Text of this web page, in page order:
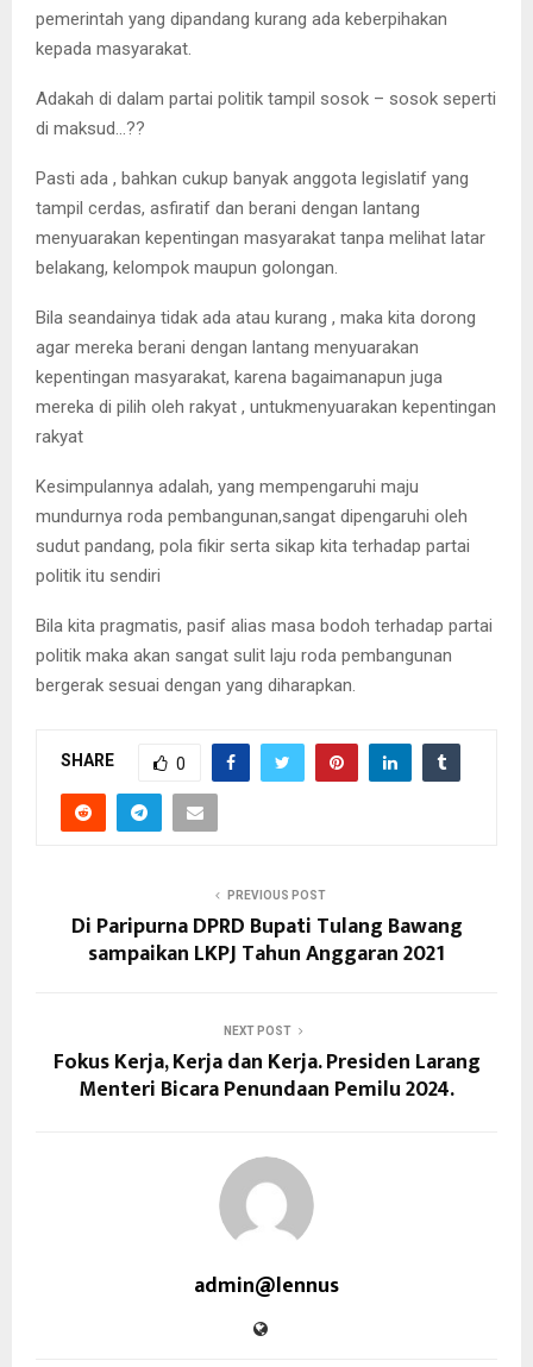
pemerintah yang dipandang kurang ada keberpihakan
kepada masyarakat.
Adakah di dalam partai politik tampil sosok – sosok seperti
di maksud…??
Pasti ada , bahkan cukup banyak anggota legislatif yang
tampil cerdas, asfiratif dan berani dengan lantang
menyuarakan kepentingan masyarakat tanpa melihat latar
belakang, kelompok maupun golongan.
Bila seandainya tidak ada atau kurang , maka kita dorong
agar mereka berani dengan lantang menyuarakan
kepentingan masyarakat, karena bagaimanapun juga
mereka di pilih oleh rakyat , untukmenyuarakan kepentingan
rakyat
Kesimpulannya adalah, yang mempengaruhi maju
mundurnya roda pembangunan,sangat dipengaruhi oleh
sudut pandang, pola fikir serta sikap kita terhadap partai
politik itu sendiri
Bila kita pragmatis, pasif alias masa bodoh terhadap partai
politik maka akan sangat sulit laju roda pembangunan
bergerak sesuai dengan yang diharapkan.
SHARE 0
PREVIOUS POST
Di Paripurna DPRD Bupati Tulang Bawang
sampaikan LKPJ Tahun Anggaran 2021
NEXT POST
Fokus Kerja, Kerja dan Kerja. Presiden Larang
Menteri Bicara Penundaan Pemilu 2024.
admin@lennus